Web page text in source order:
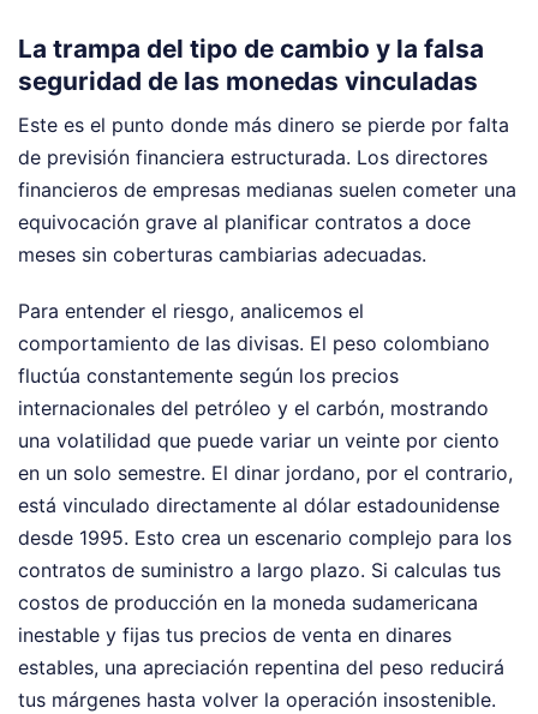
La trampa del tipo de cambio y la falsa
seguridad de las monedas vinculadas
Este es el punto donde más dinero se pierde por falta
de previsión financiera estructurada. Los directores
financieros de empresas medianas suelen cometer una
equivocación grave al planificar contratos a doce
meses sin coberturas cambiarias adecuadas.
Para entender el riesgo, analicemos el
comportamiento de las divisas. El peso colombiano
fluctúa constantemente según los precios
internacionales del petróleo y el carbón, mostrando
una volatilidad que puede variar un veinte por ciento
en un solo semestre. El dinar jordano, por el contrario,
está vinculado directamente al dólar estadounidense
desde 1995. Esto crea un escenario complejo para los
contratos de suministro a largo plazo. Si calculas tus
costos de producción en la moneda sudamericana
inestable y fijas tus precios de venta en dinares
estables, una apreciación repentina del peso reducirá
tus márgenes hasta volver la operación insostenible.